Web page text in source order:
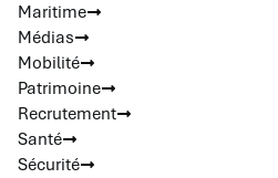
Maritime
Médias
Mobilité
Patrimoine
Recrutement
Santé
Sécurité